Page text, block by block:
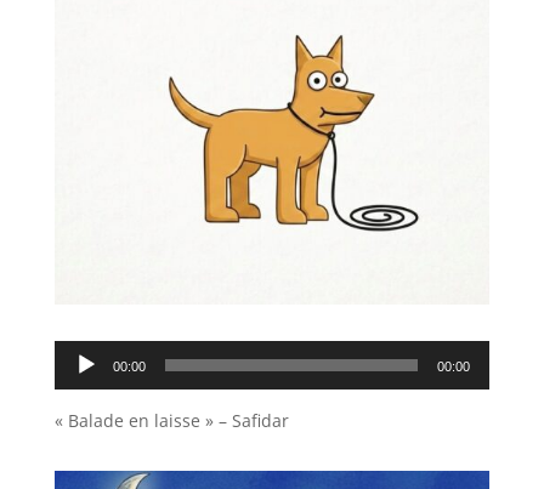
Lecteur
audio
00:00 00:00
« Balade en laisse » – Safidar